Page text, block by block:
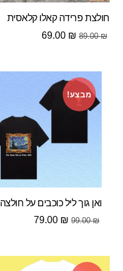
חולצת פרידה קאלו קלאסית
89.00₪
המחיר
89.00 ₪.
69.00 ₪
המחיר
מבצע!
ואן גוך ליל כוכבים על חולצה
99.00₪
המחיר
99.00 ₪.
79.00 ₪
המחיר
79.00 ₪.